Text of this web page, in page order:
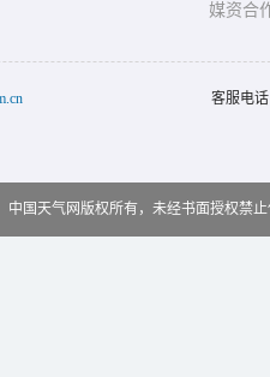
媒资合
客服电
中国天气网版权所有，未经书面授权